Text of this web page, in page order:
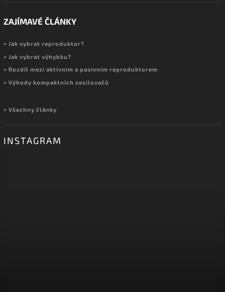
ZAJÍMAVÉ ČLÁNKY
> Jak vybrat reproduktor?
> Jak vybrat výhybku?
> Rozdíl mezi aktivním a pasivním reproduktorem
> Výhody kompaktních zesilovačů
> Všechny články
INSTAGRAM